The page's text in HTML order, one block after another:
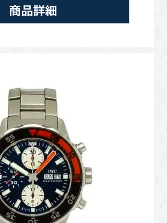
商品詳細